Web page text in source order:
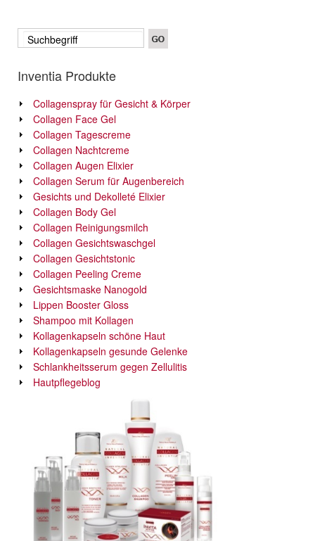
Inventia Produkte
Collagenspray für Gesicht & Körper
Collagen Face Gel
Collagen Tagescreme
Collagen Nachtcreme
Collagen Augen Elixier
Collagen Serum für Augenbereich
Gesichts und Dekolleté Elixier
Collagen Body Gel
Collagen Reinigungsmilch
Collagen Gesichtswaschgel
Collagen Gesichtstonic
Collagen Peeling Creme
Gesichtsmaske Nanogold
Lippen Booster Gloss
Shampoo mit Kollagen
Kollagenkapseln schöne Haut
Kollagenkapseln gesunde Gelenke
Schlankheitsserum gegen Zellulitis
Hautpflegeblog